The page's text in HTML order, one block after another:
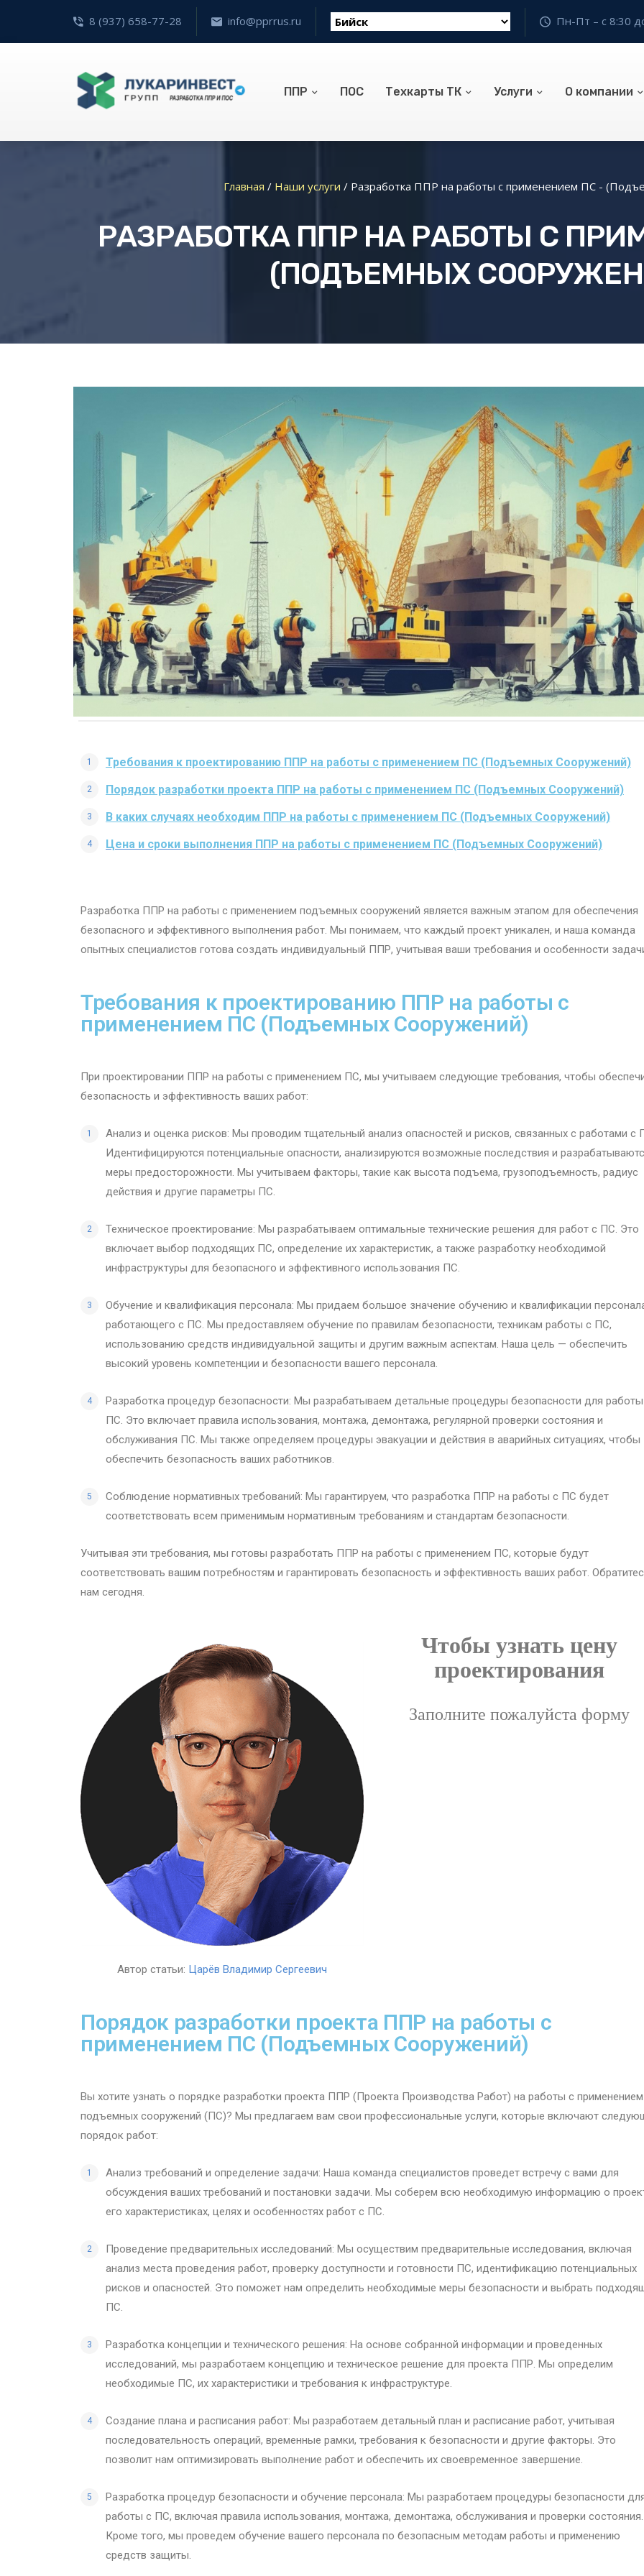
8 (937) 658-77-28 info@pprrus.ru Пн-Пт – с 8:30
ППР ПОС Техкарты ТК Услуги О компании
Главная / Наши услуги / Разработка ППР на работы с применением ПС -
РАЗРАБОТКА ППР НА РАБОТЫ С
(ПОДЪЕМНЫХ
Требования к проектированию ППР на работы с применением ПС (Подъемных Сооружений)
Порядок разработки проекта ППР на работы с применением ПС (Подъемных Сооружений)
В каких случаях необходим ППР на работы с применением ПС (Подъемных Сооружений)
Цена и сроки выполнения ППР на работы с применением ПС (Подъемных Сооружений)
Разработка ППР на работы с применением подъемных сооружений является важным этапом для обеспечения
безопасного и эффективного выполнения работ. Мы понимаем, что каждый проект уникален, и наша команда
опытных специалистов готова создать индивидуальный ППР, учитывая ваши требования и особенности
Требования к проектированию ППР на работы с
применением ПС (Подъемных Сооружений)
При проектировании ППР на работы с применением ПС, мы учитываем следующие требования, чтобы
безопасность и эффективность ваших работ:
Анализ и оценка рисков: Мы проводим тщательный анализ опасностей и рисков, связанных с работами с
Идентифицируются потенциальные опасности, анализируются возможные последствия и
меры предосторожности. Мы учитываем факторы, такие как высота подъема, грузоподъемность, радиус
действия и другие параметры ПС.
Техническое проектирование: Мы разрабатываем оптимальные технические решения для работ с ПС. Это
включает выбор подходящих ПС, определение их характеристик, а также разработку необходимой
инфраструктуры для безопасного и эффективного использования ПС.
Обучение и квалификация персонала: Мы придаем большое значение обучению и квалификации
работающего с ПС. Мы предоставляем обучение по правилам безопасности, техникам работы с ПС,
использованию средств индивидуальной защиты и другим важным аспектам. Наша цель — обеспечить
высокий уровень компетенции и безопасности вашего персонала.
Разработка процедур безопасности: Мы разрабатываем детальные процедуры безопасности для
ПС. Это включает правила использования, монтажа, демонтажа, регулярной проверки состояния и
обслуживания ПС. Мы также определяем процедуры эвакуации и действия в аварийных ситуациях, чтобы
обеспечить безопасность ваших работников.
Соблюдение нормативных требований: Мы гарантируем, что разработка ППР на работы с ПС будет
соответствовать всем применимым нормативным требованиям и стандартам безопасности.
Учитывая эти требования, мы готовы разработать ППР на работы с применением ПС, которые будут
соответствовать вашим потребностям и гарантировать безопасность и эффективность ваших работ.
нам сегодня.
Автор статьи: Царёв Владимир Сергеевич
Чтобы узнать цену
проектирования
Заполните пожалуйста форму
Порядок разработки проекта ППР на работы с
применением ПС (Подъемных Сооружений)
Вы хотите узнать о порядке разработки проекта ППР (Проекта Производства Работ) на работы с применением
подъемных сооружений (ПС)? Мы предлагаем вам свои профессиональные услуги, которые включают
порядок работ:
Анализ требований и определение задачи: Наша команда специалистов проведет встречу с вами для
обсуждения ваших требований и постановки задачи. Мы соберем всю необходимую информацию о
его характеристиках, целях и особенностях работ с ПС.
Проведение предварительных исследований: Мы осуществим предварительные исследования, включая
анализ места проведения работ, проверку доступности и готовности ПС, идентификацию потенциальных
рисков и опасностей. Это поможет нам определить необходимые меры безопасности и выбрать
ПС.
Разработка концепции и технического решения: На основе собранной информации и проведенных
исследований, мы разработаем концепцию и техническое решение для проекта ППР. Мы определим
необходимые ПС, их характеристики и требования к инфраструктуре.
Создание плана и расписания работ: Мы разработаем детальный план и расписание работ, учитывая
последовательность операций, временные рамки, требования к безопасности и другие факторы. Это
позволит нам оптимизировать выполнение работ и обеспечить их своевременное завершение.
Разработка процедур безопасности и обучение персонала: Мы разработаем процедуры безопасности
работы с ПС, включая правила использования, монтажа, демонтажа, обслуживания и проверки состояния.
Кроме того, мы проведем обучение вашего персонала по безопасным методам работы и применению
средств защиты.